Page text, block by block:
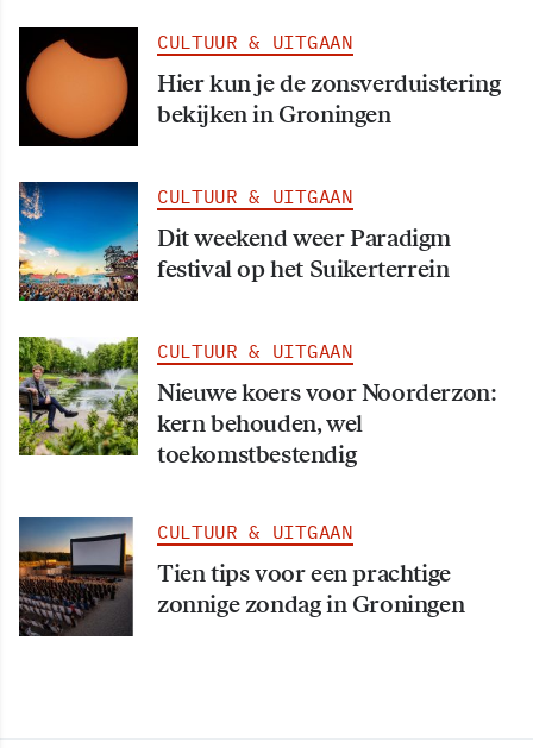
CULTUUR & UITGAAN
Hier kun je de zonsverduistering
bekijken in Groningen
CULTUUR & UITGAAN
Dit weekend weer Paradigm
festival op het Suikerterrein
CULTUUR & UITGAAN
Nieuwe koers voor Noorderzon:
kern behouden, wel
toekomstbestendig
CULTUUR & UITGAAN
Tien tips voor een prachtige
zonnige zondag in Groningen